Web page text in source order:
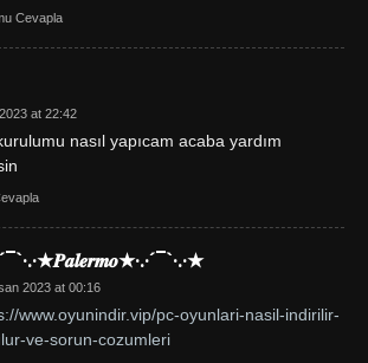
Cevapla
at 22:42
nasıl yapıcam acaba yardım
2023 at 00:16
www.oyunindir.vip/pc-oyunlari-nasil-indirilir-
ve-sorun-cozumleri